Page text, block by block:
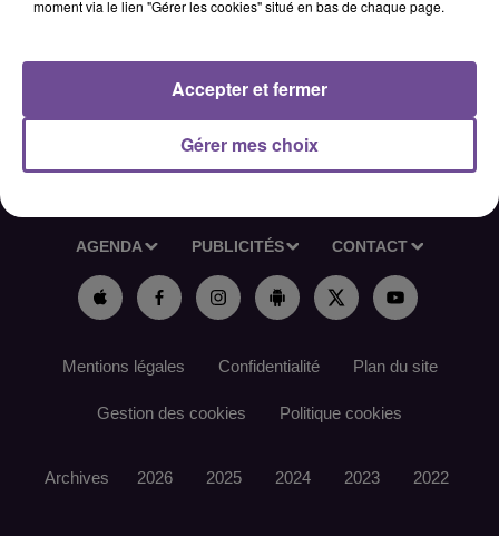
pourvoir en CDI, à temps plein. Les débutants sont acceptés.
AGENDA PUBLICITÉS CONTACT
Mentions légales Confidentialité Plan du site
Gestion des cookies Politique cookies
Archives 2026 2025 2024 2023 2022
moment via le lien "Gérer les cookies" situé en bas de chaque page.
Gérer mes choix
Accepter et fermer